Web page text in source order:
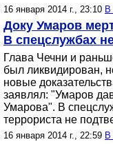
16 января 2014 г., 23:10 В
Доку Умаров
В спецслужбах
Глава Чечни и
был ликвидирован,
новые
заявлял: "Умаров
Умарова". В
террориста не
16 января 2014 г., 22:59 В